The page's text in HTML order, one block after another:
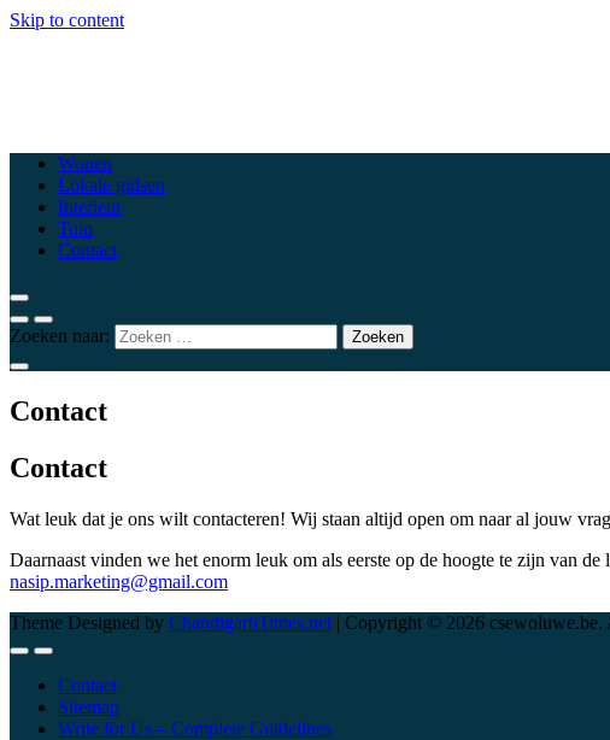
Skip to content
Wonen
Lokale gidsen
Interieur
Tuin
Contact
Zoeken naar:
Contact
Contact
Wat leuk dat je ons wilt contacteren! Wij staan altijd open om naar al jouw
Daarnaast vinden we het enorm leuk om als eerste op de hoogte te zijn van
nasip.marketing@gmail.com
Theme Designed by ChandigarhTimes.net | Copyright © 2026 csewoluwe.be.
Contact
Sitemap
Write for Us – Complete Guidelines